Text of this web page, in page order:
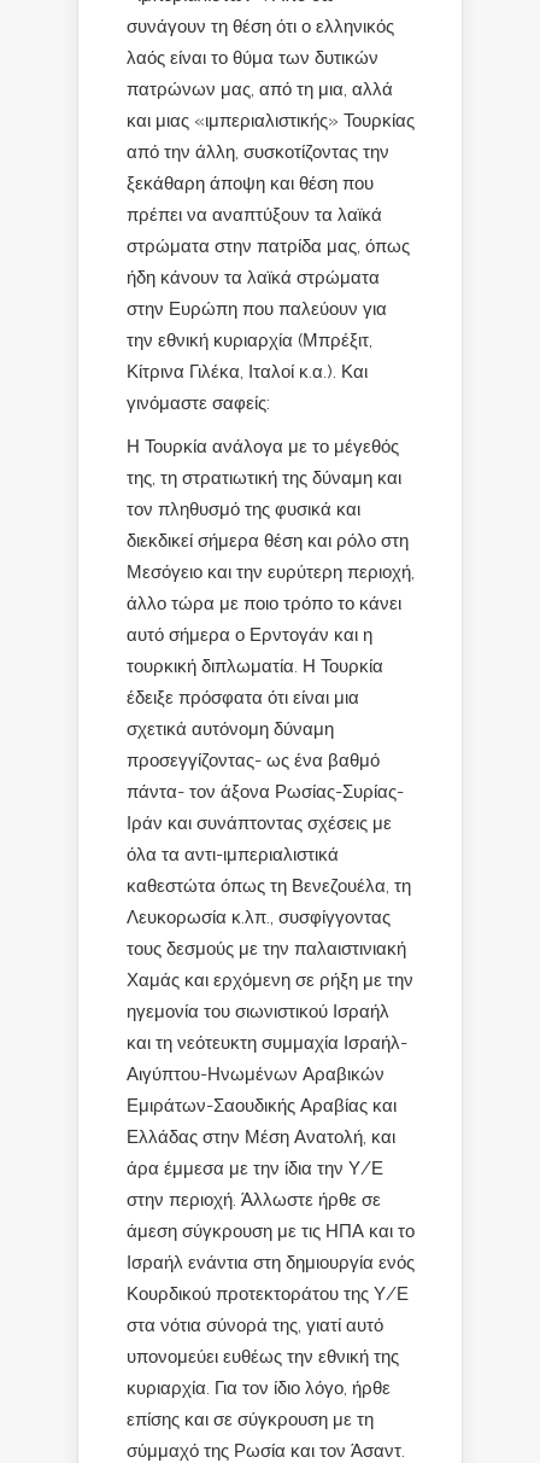
συνάγουν τη θέση ότι ο ελληνικός
λαός είναι το θύμα των δυτικών
πατρώνων μας, από τη μια, αλλά
και μιας «ιμπεριαλιστικής» Τουρκίας
από την άλλη, συσκοτίζοντας την
ξεκάθαρη άποψη και θέση που
πρέπει να αναπτύξουν τα λαϊκά
στρώματα στην πατρίδα μας, όπως
ήδη κάνουν τα λαϊκά στρώματα
στην Ευρώπη που παλεύουν για
την εθνική κυριαρχία (Μπρέξιτ,
Κίτρινα Γιλέκα, Ιταλοί κ.α.). Και
γινόμαστε σαφείς:
Η Τουρκία ανάλογα με το μέγεθός
της, τη στρατιωτική της δύναμη και
τον πληθυσμό της φυσικά και
διεκδικεί σήμερα θέση και ρόλο στη
Μεσόγειο και την ευρύτερη περιοχή,
άλλο τώρα με ποιο τρόπο το κάνει
αυτό σήμερα ο Ερντογάν και η
τουρκική διπλωματία. Η Τουρκία
έδειξε πρόσφατα ότι είναι μια
σχετικά αυτόνομη δύναμη
προσεγγίζοντας- ως ένα βαθμό
πάντα- τον άξονα Ρωσίας-Συρίας-
Ιράν και συνάπτοντας σχέσεις με
όλα τα αντι-ιμπεριαλιστικά
καθεστώτα όπως τη Βενεζουέλα, τη
Λευκορωσία κ.λπ., συσφίγγοντας
τους δεσμούς με την παλαιστινιακή
Χαμάς και ερχόμενη σε ρήξη με την
ηγεμονία του σιωνιστικού Ισραήλ
και τη νεότευκτη συμμαχία Ισραήλ-
Αιγύπτου-Ηνωμένων Αραβικών
Εμιράτων-Σαουδικής Αραβίας και
Ελλάδας στην Μέση Ανατολή, και
άρα έμμεσα με την ίδια την Υ/Ε
στην περιοχή. Άλλωστε ήρθε σε
άμεση σύγκρουση με τις ΗΠΑ και το
Ισραήλ ενάντια στη δημιουργία ενός
Κουρδικού προτεκτοράτου της Υ/Ε
στα νότια σύνορά της, γιατί αυτό
υπονομεύει ευθέως την εθνική της
κυριαρχία. Για τον ίδιο λόγο, ήρθε
επίσης και σε σύγκρουση με τη
σύμμαχό της Ρωσία και τον Άσαντ.